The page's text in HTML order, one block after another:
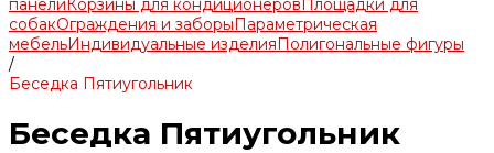
панелиКорзины для кондиционеровПлощадки для
собакОграждения и заборыПараметрическая
мебельИндивидуальные изделияПолигональные фигуры
/
Беседка Пятиугольник
Беседка Пятиугольник